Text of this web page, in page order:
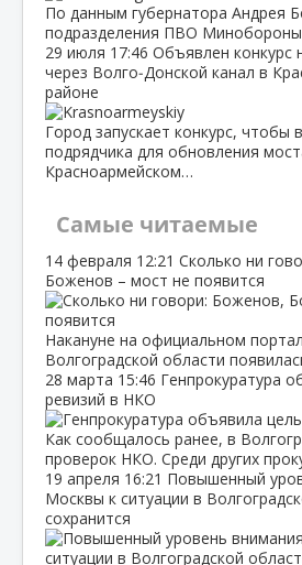
По данным губернатора Андрея
подразделения ПВО
29 июля 17:46 Объявлен конкурс
через Волго‑Донской канал в
районе
Город запускает конкурс, чтобы
подрядчика для обновления
Красноармейском…
Самые читаемые
14 февраля 12:21 Сколько ни
Боженов – мост не появится
Накануне на официальном
Волгоградской области
28 марта 15:46 Генпрокуратура
ревизий в НКО
Как сообщалось ранее, в
проверок НКО. Среди других
19 апреля 16:21 Повышенный
Москвы к ситуации в
сохранится